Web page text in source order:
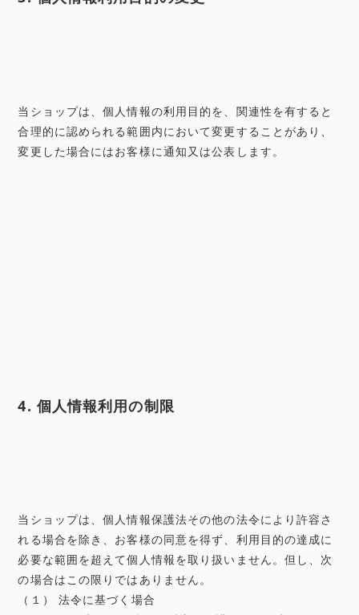
当ショップは、個人情報の利用目的を、関連性を有すると
合理的に認められる範囲内において変更することがあり、
変更した場合にはお客様に通知又は公表します。
4. 個人情報利用の制限
当ショップは、個人情報保護法その他の法令により許容さ
れる場合を除き、お客様の同意を得ず、利用目的の達成に
必要な範囲を超えて個人情報を取り扱いません。但し、次
の場合はこの限りではありません。
（１） 法令に基づく場合